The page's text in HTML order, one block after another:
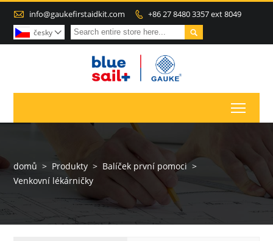
 info@gaukefirstaidkit.com  +86 27 8480 3357 ext 8049

česky 
domů > Produkty > Balíček první pomoci >
Venkovní lékárničky